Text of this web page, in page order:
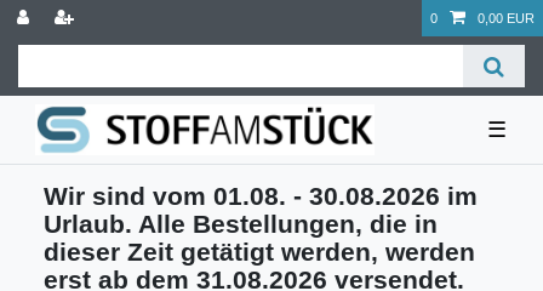
0 0,00 EUR
☰
Wir sind vom 01.08. - 30.08.2026 im
Urlaub. Alle Bestellungen, die in
dieser Zeit getätigt werden, werden
erst ab dem 31.08.2026 versendet.